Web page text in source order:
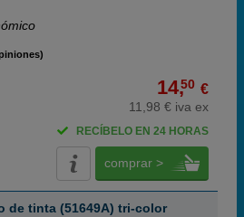
14,50 €
11,98 € iva ex
RECÍBELO EN 24 HORAS
comprar >
de tinta (51649A) tri-color